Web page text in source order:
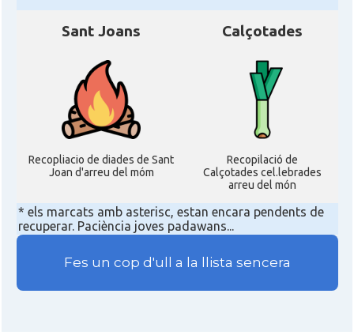
Sant Joans
Recopliacio de diades de Sant
Joan d'arreu del móm
Calçotades
Recopilació de
Calçotades cel.lebrades
arreu del món
* els marcats amb asterisc, estan encara pendents de
recuperar. Paciència joves padawans...
Fes un cop d'ull a la llista sencera